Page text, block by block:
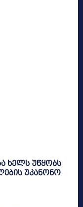
ხელს უწყობს
უკანონო